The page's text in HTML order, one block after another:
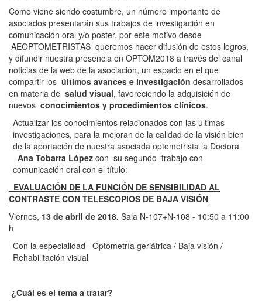
Como viene siendo costumbre, un número importante de
asociados presentarán sus trabajos de investigación en
comunicación oral y/o poster, por este motivo desde
AEOPTOMETRISTAS queremos hacer difusión de estos logros,
y difundir nuestra presencia en OPTOM2018 a través del canal
noticias de la web de la asociación, un espacio en el que
compartir los últimos avances e investigación desarrollados
en materia de salud visual, favoreciendo la adquisición de
nuevos conocimientos y procedimientos clínicos.
Actualizar los conocimientos relacionados con las últimas
investigaciones, para la mejoran de la calidad de la visión bien
de la aportación de nuestra asociada optometrista la Doctora
Ana Tobarra Lópezcon su segundo trabajo con
comunicación oral con el título:
EVALUACIÓN DE LA FUNCIÓN DE SENSIBILIDAD AL
CONTRASTE CON TELESCOPIOS DE BAJA VISIÓN
Viernes, 13 de abril de 2018. Sala N-107+N-108 - 10:50 a 11:00
h
Con la especialidad Optometría geriátrica / Baja visión /
Rehabilitación visual
¿Cuál es el tema a tratar?